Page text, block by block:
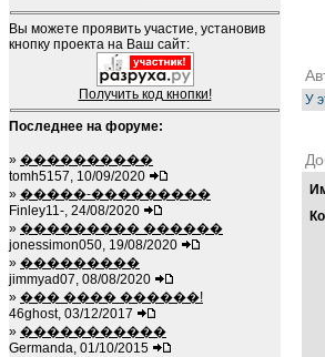
Вы можете проявить участие, установив
кнопку проекта на Ваш сайт:
Получить код кнопки!
Последнее на форуме:
» ����������
tomh5157, 10/09/2020
» �����-���������
Finley11-, 24/08/2020
» ��������� ������
jonessimon050, 19/08/2020
» ���������
jimmyad07, 08/08/2020
» ��� ���� ������!
46ghost, 03/12/2017
» �����������
Germanda, 01/10/2015
У